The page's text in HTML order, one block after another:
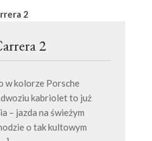
2
w kolorze Porsche
kabriolet to już
– jazda na świeżym
o tak kultowym